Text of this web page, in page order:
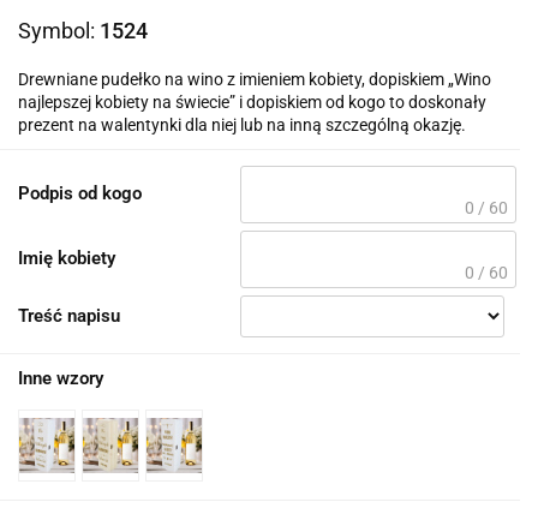
Symbol: 1524
Drewniane pudełko na wino z imieniem kobiety, dopiskiem „Wino
najlepszej kobiety na świecie” i dopiskiem od kogo to doskonały
prezent na walentynki dla niej lub na inną szczególną okazję.
Podpis od kogo
0 / 60
Imię kobiety
0 / 60
Treść napisu
Inne wzory